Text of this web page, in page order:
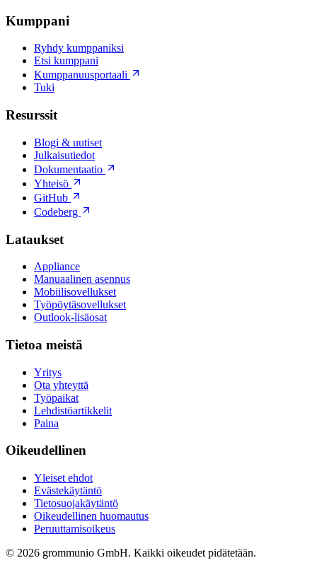
Kumppani
Ryhdy kumppaniksi
Etsi kumppani
Kumppanuusportaali
Tuki
Resurssit
Blogi & uutiset
Julkaisutiedot
Dokumentaatio
Yhteisö
GitHub
Codeberg
Lataukset
Appliance
Manuaalinen asennus
Mobiilisovellukset
Työpöytäsovellukset
Outlook-lisäosat
Tietoa meistä
Yritys
Ota yhteyttä
Työpaikat
Lehdistöartikkelit
Paina
Oikeudellinen
Yleiset ehdot
Evästekäytäntö
Tietosuojakäytäntö
Oikeudellinen huomautus
Peruuttamisoikeus
© 2026 grommunio GmbH. Kaikki oikeudet pidätetään.